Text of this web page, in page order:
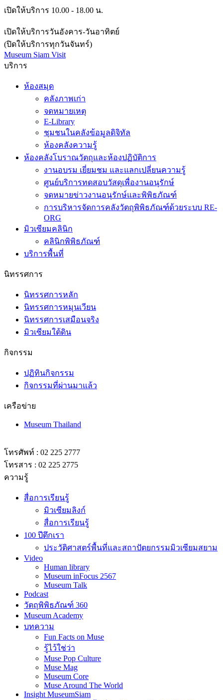
เปิดให้บริการ 10.00 - 18.00 น.
เปิดให้บริการวันอังคาร-วันอาทิตย์
(ปิดให้บริการทุกวันจันทร์)
Museum Siam Visit
บริการ
ห้องสมุด
คลังภาพเก่า
จดหมายเหตุ
E-Library
ชุมชนในคลังข้อมูลดิจิทัล
ห้องคลังความรู้
ห้องคลังโบราณวัตถุและห้องปฏิบัติการ
งานอบรม เยี่ยมชม และแลกเปลี่ยนความรู้
ศูนย์บริการทดสอบวัสดุเพื่องานอนุรักษ์
จดหมายข่าวงานอนุรักษ์และพิพิธภัณฑ์
การบริหารจัดการคลังวัตถุพิพิธภัณฑ์ด้วยระบบ RE-
ORG
มิวเซียมคลินิก
คลินิกพิพิธภัณฑ์
บริการพื้นที่
นิทรรศการ
นิทรรศการหลัก
นิทรรศการหมุนเวียน
นิทรรศการเสมือนจริง
มิวเซียมใต้ดิน
กิจกรรม
ปฏิทินกิจกรรม
กิจกรรมที่ผ่านมาแล้ว
เครือข่าย
Museum Thailand
โทรศัพท์ : 02 225 2777
โทรสาร : 02 225 2775
ความรู้
สื่อการเรียนรู้
มิวเซียมลิงก์
สื่อการเรียนรู้
100 ปีตึกเรา
ประวัติศาสตร์พื้นที่และสถาปัตยกรรมมิวเซียมสยาม
Video
Human library
Museum inFocus 2567
Museum Talk
Podcast
วัตถุพิพิธภัณฑ์ 360
Museum Academy
บทความ
Fun Facts on Muse
รู้ไว้ใช่ว่า
Muse Pop Culture
Muse Mag
Museum Core
Muse Around The World
Insight MuseumSiam